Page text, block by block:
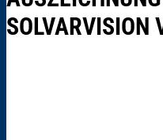
SOLVARVISION